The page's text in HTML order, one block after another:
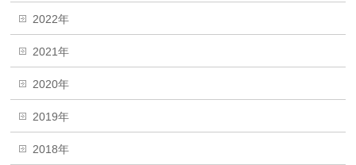
2022年
2021年
2020年
2019年
2018年